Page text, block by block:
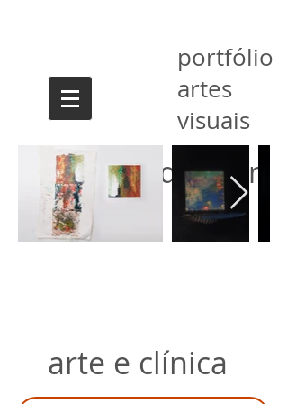
portfólio
artes
visuais
Janete Anderman
arte e clínica